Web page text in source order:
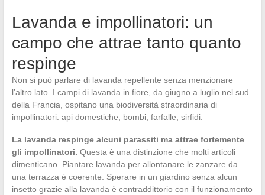
Lavanda e impollinatori: un
campo che attrae tanto quanto
respinge
Non si può parlare di lavanda repellente senza menzionare
l’altro lato. I campi di lavanda in fiore, da giugno a luglio nel sud
della Francia, ospitano una biodiversità straordinaria di
impollinatori: api domestiche, bombi, farfalle, sirfidi.
La lavanda respinge alcuni parassiti ma attrae fortemente
gli impollinatori. Questa è una distinzione che molti articoli
dimenticano. Piantare lavanda per allontanare le zanzare da
una terrazza è coerente. Sperare in un giardino senza alcun
insetto grazie alla lavanda è contraddittorio con il funzionamento